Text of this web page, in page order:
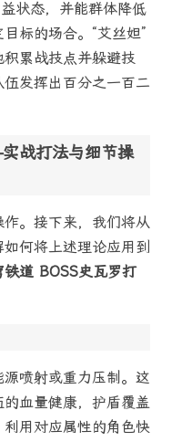
状态，并能群体降低
标的场合。“艾丝妲”
累战技点并躲避技
发挥出百分之一百二
战打法与细节操
。接下来，我们将从
何将上述理论应用到
铁道 BOSS史瓦罗打
喷射或重力压制。这
血量健康，护盾覆盖
用对应属性的角色快